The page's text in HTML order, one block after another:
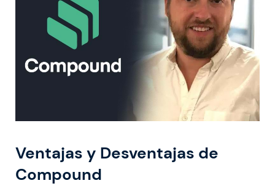
Ventajas y Desventajas de
Compound